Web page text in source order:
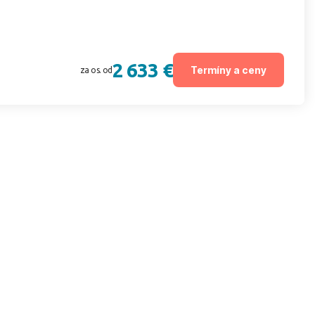
za os. od2 633 € Termíny a ceny